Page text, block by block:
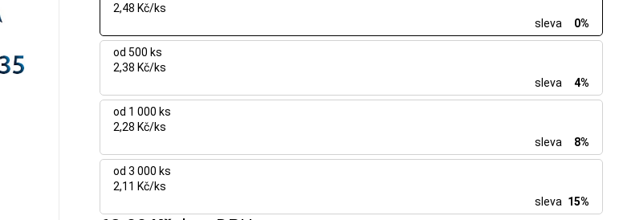
2,48 Kč/ks
sleva
0%
od 500 ks
2,38 Kč/ks
sleva
4%
od 1 000 ks
2,28 Kč/ks
sleva
8%
od 3 000 ks
2,11 Kč/ks
sleva 15%